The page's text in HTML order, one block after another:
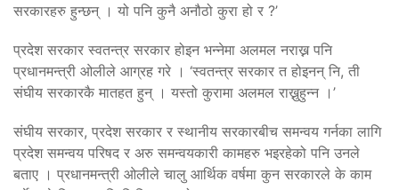
सरकारहरु हुन्छन् । यो पनि कुनै अनौठो कुरा हो र ?’
प्रदेश सरकार स्वतन्त्र सरकार होइन भन्नेमा अलमल नराख्न पनि
प्रधानमन्त्री ओलीले आग्रह गरे । ‘स्वतन्त्र सरकार त होइनन् नि, ती
संघीय सरकारकै मातहत हुन् । यस्तो कुरामा अलमल राख्नुहुन्न ।’
संघीय सरकार, प्रदेश सरकार र स्थानीय सरकारबीच समन्वय गर्नका लागि
प्रदेश समन्वय परिषद र अरु समन्वयकारी कामहरु भइरहेको पनि उनले
बताए । प्रधानमन्त्री ओलीले चालु आर्थिक वर्षमा कुन सरकारले के काम